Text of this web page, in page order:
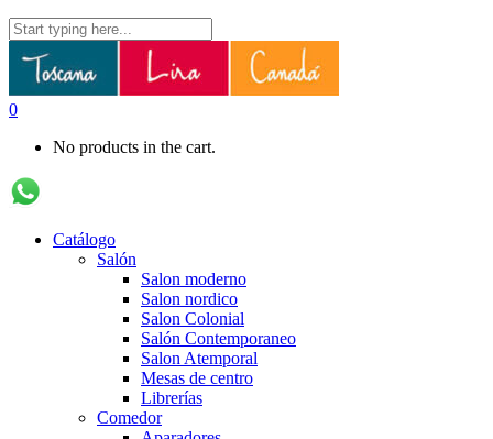
0
No products in the cart.
Catálogo
Salón
Salon moderno
Salon nordico
Salon Colonial
Salón Contemporaneo
Salon Atemporal
Mesas de centro
Librerías
Comedor